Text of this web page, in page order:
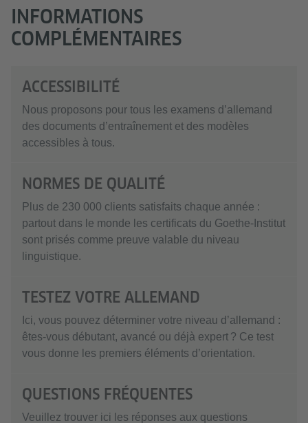
INFORMATIONS
COMPLÉMENTAIRES
ACCESSIBILITÉ
Nous proposons pour tous les examens d’allemand
des documents d’entraînement et des modèles
accessibles à tous.
NORMES DE QUALITÉ
Plus de 230 000 clients satisfaits chaque année :
partout dans le monde les certificats du Goethe-Institut
sont prisés comme preuve valable du niveau
linguistique.
TESTEZ VOTRE ALLEMAND
Ici, vous pouvez déterminer votre niveau d’allemand :
êtes-vous débutant, avancé ou déjà expert ? Ce test
vous donne les premiers éléments d’orientation.
QUESTIONS FRÉQUENTES
Veuillez trouver ici les réponses aux questions